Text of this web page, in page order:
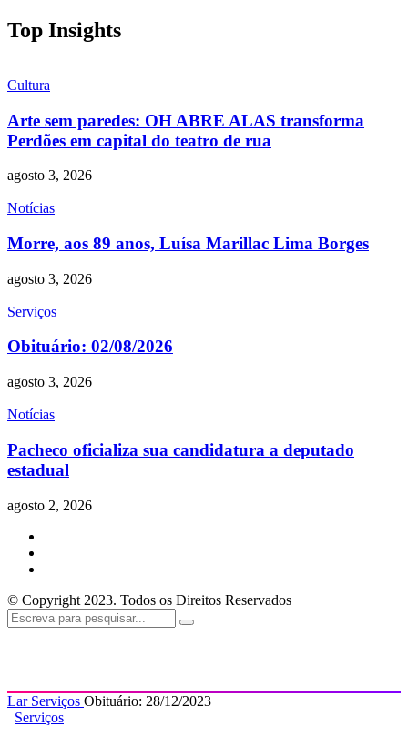
Top Insights
Cultura
Arte sem paredes: OH ABRE ALAS transforma
Perdões em capital do teatro de rua
agosto 3, 2026
Notícias
Morre, aos 89 anos, Luísa Marillac Lima Borges
agosto 3, 2026
Serviços
Obituário: 02/08/2026
agosto 3, 2026
Notícias
Pacheco oficializa sua candidatura a deputado
estadual
agosto 2, 2026
© Copyright 2023. Todos os Direitos Reservados
Lar Serviços Obituário: 28/12/2023
Serviços